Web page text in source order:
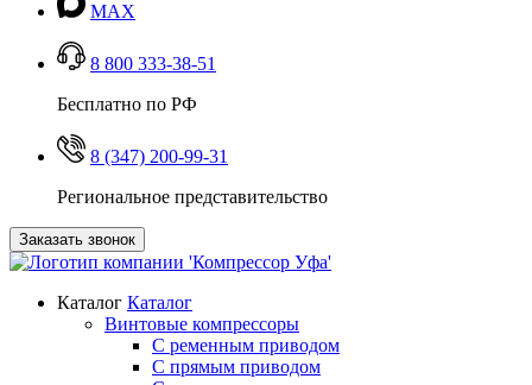
MAX
8 800 333-38-51
Бесплатно по РФ
8 (347) 200-99-31
Региональное представительство
Заказать звонок
Каталог Каталог
Винтовые компрессоры
С ременным приводом
С прямым приводом